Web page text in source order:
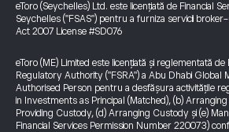
eToro (Seychelles) Ltd. este licențiată de Financial
Seychelles ("FSAS") pentru a furniza servicii
Act 2007 License #SD076
eToro (ME) Limited este licențiată și reglementată de
Regulatory Authority ("FSRA") a Abu Dhabi Global
Authorised Person pentru a desfășura activitățile
in Investments as Principal (Matched), (b)
Providing Custody, (d) Arranging Custody și (e)
Financial Services Permission Number 220073)